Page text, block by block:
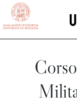
vai al contenuto della